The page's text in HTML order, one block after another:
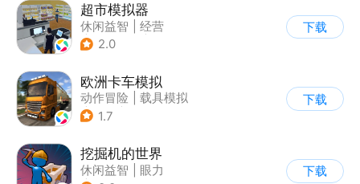
超市模拟器
休闲益智
经营
| 文字游戏
2.0
下载
欧洲卡车模拟
动作冒险
载具模拟
| 汽车
1.7
下载
挖掘机的世界
休闲益智
眼力
下载